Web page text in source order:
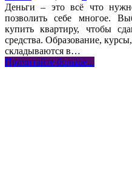
Деньги – это всё что
позволить себе многое.
купить квартиру, чтобы
средства. Образование,
складываются в…
Прочитайте больше...